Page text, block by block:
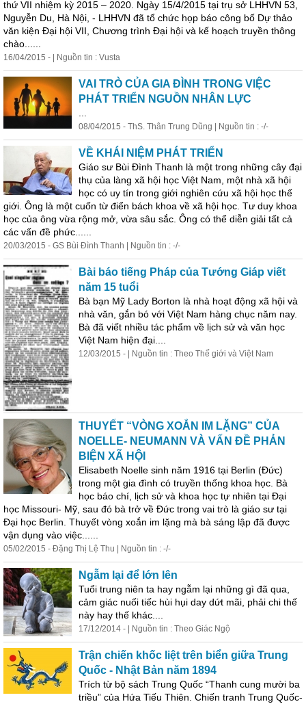
thứ VII nhiệm kỳ 2015 – 2020. Ngày 15/4/2015 tại trụ sở LHHVN 53,
Nguyễn Du, Hà Nội, - LHHVN đã tổ chức họp báo công bố Dự thảo
văn kiện Đại hội VII, Chương trình Đại hội và kế hoạch truyền thông
chào......
16/04/2015 - | Nguồn tin : Vusta
VAI TRÒ CỦA GIA ĐÌNH TRONG VIỆC
PHÁT TRIỂN NGUỒN NHÂN LỰC
08/04/2015 - ThS. Thân Trung Dũng | Nguồn tin : -/-
VỀ KHÁI NIỆM PHÁT TRIỂN
Giáo sư Bùi Đình Thanh là một trong những cây đại
thụ của làng xã hội học Việt Nam, một nhà xã hội
học có uy tín trong giới nghiên cứu xã hội học thế
giới. Ông là một cuốn từ điển bách khoa về xã hội học. Tư duy khoa
học của ông vừa rộng mở, vừa sâu sắc. Ông có thể diễn giải tất cả
các vấn đề phức......
20/03/2015 - GS Bùi Đình Thanh | Nguồn tin : -/-
Bài báo tiếng Pháp của Tướng Giáp viết
năm 15 tuổi
Bà bạn Mỹ Lady Borton là nhà hoạt động xã hội và
nhà văn, gắn bó với Việt Nam hàng chục năm nay.
Bà đã viết nhiều tác phẩm về lịch sử và văn học
Việt Nam hiện đại....
12/03/2015 - | Nguồn tin : Theo Thế giới và Việt Nam
THUYẾT “VÒNG XOẮN IM LẶNG” CỦA
NOELLE- NEUMANN VÀ VẤN ĐỀ PHẢN
BIỆN XÃ HỘI
Elisabeth Noelle sinh năm 1916 tại Berlin (Đức)
trong một gia đình có truyền thống khoa học. Bà
học báo chí, lịch sử và khoa học tự nhiên tại Đại
học Missouri- Mỹ, sau đó bà trở về Đức trong vai trò là giáo sư tại
Đại học Berlin. Thuyết vòng xoắn im lặng mà bà sáng lập đã được
vận dụng vào việc......
05/02/2015 - Đặng Thị Lệ Thu | Nguồn tin : -/-
Ngẫm lại để lớn lên
Tuổi trung niên ta hay ngẫm lại những gì đã qua,
cảm giác nuối tiếc hùi hụi day dứt mãi, phải chi thế
này hay thế khác....
17/12/2014 - | Nguồn tin : Theo Giác Ngộ
Trận chiến khốc liệt trên biển giữa Trung
Quốc - Nhật Bản năm 1894
Trích từ bộ sách Trung Quốc “Thanh cung mười ba
triều” của Hứa Tiếu Thiên. Chiến tranh Trung Quốc-